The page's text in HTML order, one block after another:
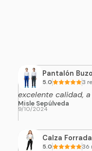
Pantalón
5.0 3
excelente calidad,
Misle Sepúlveda
9/10/2024
Calza
5.0